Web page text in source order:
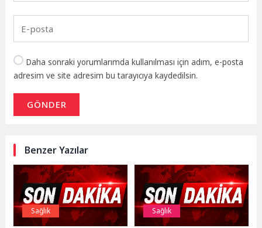
Daha sonraki yorumlarımda kullanılması için adım, e-posta
adresim ve site adresim bu tarayıcıya kaydedilsin.
GÖNDER
Benzer Yazılar
Sağlık Sağlık